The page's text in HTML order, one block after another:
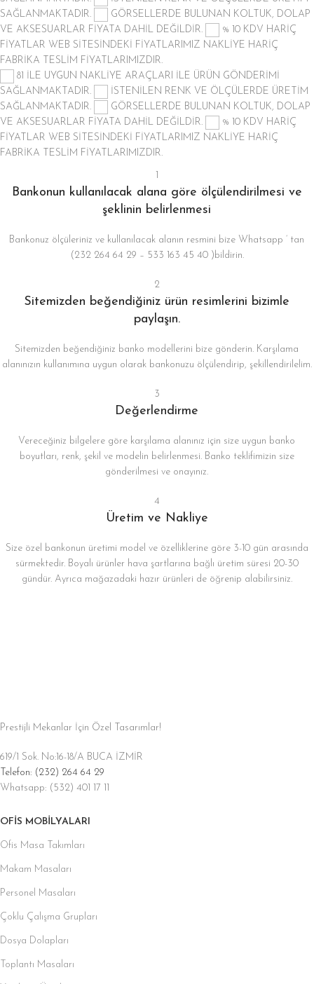
SAĞLANMAKTADIR.
GÖRSELLERDE BULUNAN KOLTUK, DOLAP
VE AKSESUARLAR FİYATA DAHİL DEĞİLDİR.
% 10 KDV HARİÇ
FİYATLAR WEB SİTESİNDEKİ FİYATLARIMIZ NAKLİYE HARİÇ
FABRİKA TESLİM FİYATLARIMIZDIR.
81 İLE UYGUN NAKLİYE ARAÇLARI İLE ÜRÜN GÖNDERİMİ
SAĞLANMAKTADIR.
İSTENİLEN RENK VE ÖLÇÜLERDE ÜRETİM
SAĞLANMAKTADIR.
GÖRSELLERDE BULUNAN KOLTUK, DOLAP
VE AKSESUARLAR FİYATA DAHİL DEĞİLDİR.
% 10 KDV HARİÇ
FİYATLAR WEB SİTESİNDEKİ FİYATLARIMIZ NAKLİYE HARİÇ
FABRİKA TESLİM FİYATLARIMIZDIR.
1
Bankonun kullanılacak alana göre ölçülendirilmesi ve
şeklinin belirlenmesi
Bankonuz ölçüleriniz ve kullanılacak alanın resmini bize Whatsapp ‘ tan
(232 264 64 29 – 533 163 45 40 )bildirin.
2
Sitemizden beğendiğiniz ürün resimlerini bizimle
paylaşın.
Sitemizden beğendiğiniz banko modellerini bize gönderin. Karşılama
alanınızın kullanımına uygun olarak bankonuzu ölçülendirip, şekillendirilelim.
3
Değerlendirme
Vereceğiniz bilgelere göre karşılama alanınız için size uygun banko
boyutları, renk, şekil ve modelin belirlenmesi. Banko teklifimizin size
gönderilmesi ve onayınız.
4
Üretim ve Nakliye
Size özel bankonun üretimi model ve özelliklerine göre 3-10 gün arasında
sürmektedir. Boyalı ürünler hava şartlarına bağlı üretim süresi 20-30
gündür. Ayrıca mağazadaki hazır ürünleri de öğrenip alabilirsiniz.
Prestijli Mekanlar İçin Özel Tasarımlar!
619/1 Sok. No:16-18/A BUCA İZMİR
Telefon: (232) 264 64 29
Whatsapp: (532) 401 17 11
OFIS MOBILYALARI
Ofis Masa Takımları
Makam Masaları
Personel Masaları
Çoklu Çalışma Grupları
Dosya Dolapları
Toplantı Masaları